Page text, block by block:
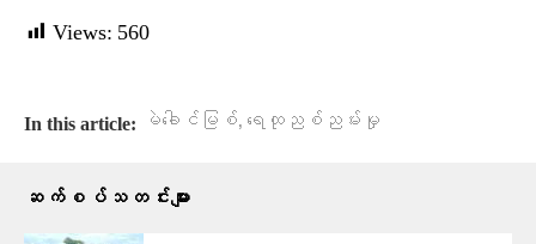
Views: 560
In this article: မဲခေါင်မြစ်, ရေထုညစ်ညမ်းမှု
ဆက်စပ်သတင်းများ